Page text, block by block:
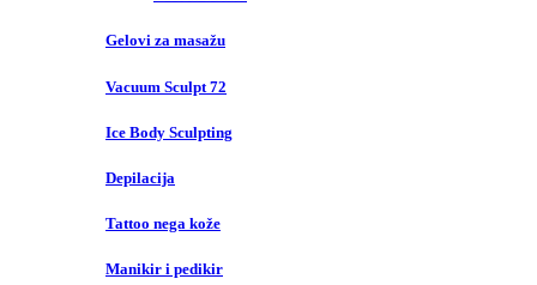
Gelovi za masažu
Vacuum Sculpt 72
Ice Body Sculpting
Depilacija
Tattoo nega kože
Manikir i pedikir